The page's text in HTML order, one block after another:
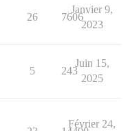
26 7606
Janvier 9,
2023
5 243
Juin 15,
2025
Février 24,